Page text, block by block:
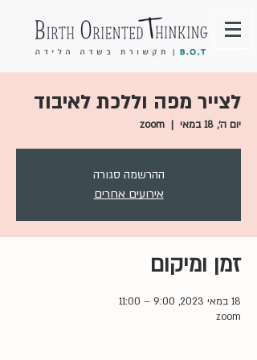
לצייר מפה וללכת לאיבוד
יום ה׳, 18 במאי
  |
zoom
ההרשמה סגורה
אירועים אחרים
זמן ומיקום
18 במאי 2023, 9:00 – 11:00
zoom